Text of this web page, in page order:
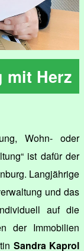
mit Herz
Wohn- oder
ist dafür der
Langjährige
und das
auf die
der Immobilien
Sandra Kaprol